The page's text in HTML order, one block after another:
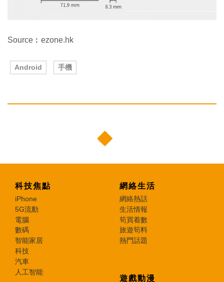
Source︰ezone.hk
Android 手機
科技焦點
iPhone
5G流動
電腦
數碼
智能家居
科技
汽車
人工智能
網絡生活
網絡熱話
生活情報
筍買着數
旅遊筍料
熱門話題
遊戲動漫